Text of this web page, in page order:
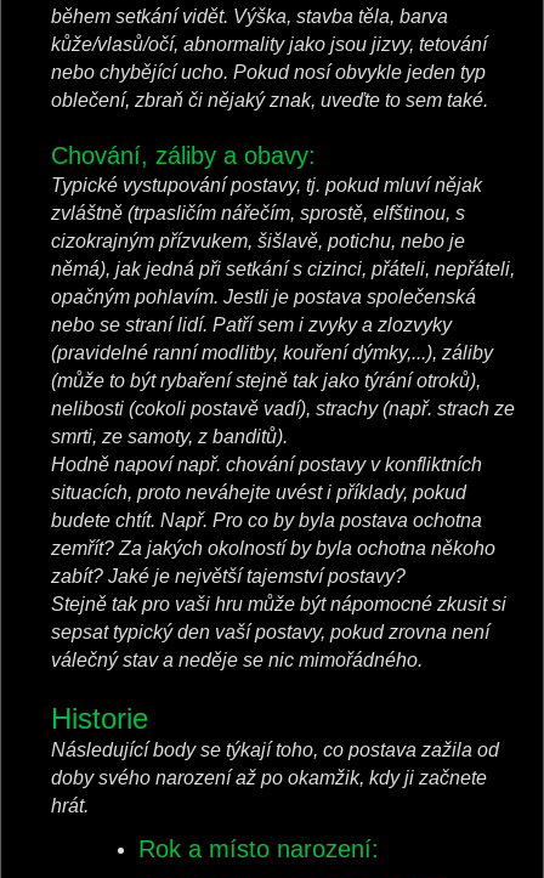
během setkání vidět. Výška, stavba těla, barva
kůže/vlasů/očí, abnormality jako jsou jizvy, tetování
nebo chybějící ucho. Pokud nosí obvykle jeden typ
oblečení, zbraň či nějaký znak, uveďte to sem také.
Chování, záliby a obavy:
Typické vystupování postavy, tj. pokud mluví nějak
zvláštně (trpasličím nářečím, sprostě, elfštinou, s
cizokrajným přízvukem, šišlavě, potichu, nebo je
němá), jak jedná při setkání s cizinci, přáteli, nepřáteli,
opačným pohlavím. Jestli je postava společenská
nebo se straní lidí. Patří sem i zvyky a zlozvyky
(pravidelné ranní modlitby, kouření dýmky,...), záliby
(může to být rybaření stejně tak jako týrání otroků),
nelibosti (cokoli postavě vadí), strachy (např. strach ze
smrti, ze samoty, z banditů).
Hodně napoví např. chování postavy v konfliktních
situacích, proto neváhejte uvést i příklady, pokud
budete chtít. Např. Pro co by byla postava ochotna
zemřít? Za jakých okolností by byla ochotna někoho
zabít? Jaké je největší tajemství postavy?
Stejně tak pro vaši hru může být nápomocné zkusit si
sepsat typický den vaší postavy, pokud zrovna není
válečný stav a neděje se nic mimořádného.
Historie
Následující body se týkají toho, co postava zažila od
doby svého narození až po okamžik, kdy ji začnete
hrát.
Rok a místo narození: